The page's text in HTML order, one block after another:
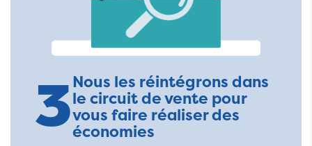
3Nous les réintégrons dans
le circuit de vente pour
vous faire réaliser des
économies